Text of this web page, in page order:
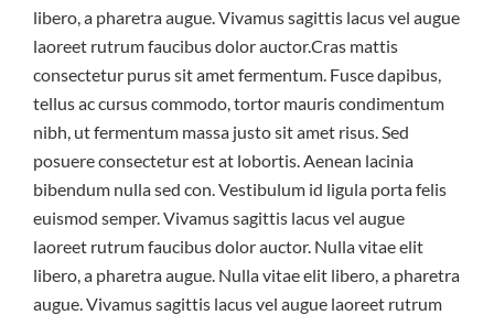
libero, a pharetra augue. Vivamus sagittis lacus vel augue
laoreet rutrum faucibus dolor auctor.Cras mattis
consectetur purus sit amet fermentum. Fusce dapibus,
tellus ac cursus commodo, tortor mauris condimentum
nibh, ut fermentum massa justo sit amet risus. Sed
posuere consectetur est at lobortis. Aenean lacinia
bibendum nulla sed con. Vestibulum id ligula porta felis
euismod semper. Vivamus sagittis lacus vel augue
laoreet rutrum faucibus dolor auctor. Nulla vitae elit
libero, a pharetra augue. Nulla vitae elit libero, a pharetra
augue. Vivamus sagittis lacus vel augue laoreet rutrum